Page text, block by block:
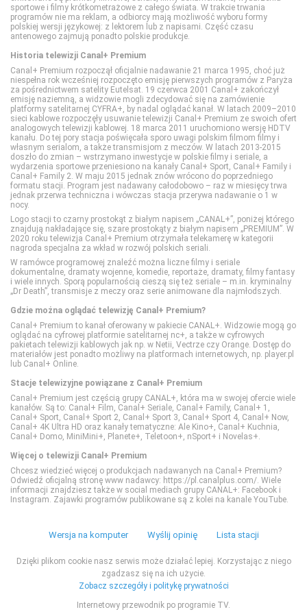
Eleven Sports 2
Eleven Sports 3
Eleven Sports 4
Eurosport 1
Eurosport 2
Extreme Sports Channel
Polsat Sport 1
Polsat Sport 2
Polsat Sport 3
Polsat Sport Extra 1
Polsat Sport Extra 2
Polsat Sport Extra 3
Polsat Sport Extra 4
Polsat Sport Fight
Polsat Sport Premium 1
Polsat Sport Premium 2
Discovery Historia
Discovery Life
Discovery Science
DTX (d. Discovery Turbo Xtra)
Fokus TV
HISTORY
HISTORY 2
ID
Nat Geo People
National Geographic
National Geographic Wild
PLANETE+
Polsat Doku
Polsat Viasat Explore
Polsat Viasat History
Polsat Viasat Nature
HGTV
Lifetime
Polsat Cafe
Polsat Games
Polsat Play
Polsat Rodzina
TLC
TTV
TVN Style
TVN Turbo
TVP Kobieta
Disney Junior
Disney XD
MiniMini+
Nickelodeon
Nicktoons
TVP ABC
sportowe i filmy krótkometrażowe z całego świata. W trakcie trwania
programów nie ma reklam, a odbiorcy mają możliwość wyboru formy
polskiej wersji językowej: z lektorem lub z napisami. Część czasu
antenowego zajmują ponadto polskie produkcje.
Historia telewizji Canal+ Premium
Canal+ Premium rozpoczął oficjalnie nadawanie 21 marca 1995, choć już
niespełna rok wcześniej rozpoczęto emisję pierwszych programów z Paryża
za pośrednictwem satelity Eutelsat. 19 czerwca 2001 Canal+ zakończył
emisję naziemną, a widzowie mogli zdecydować się na zamówienie
platformy satelitarnej CYFRA+, by nadal oglądać kanał. W latach 2009–2010
sieci kablowe rozpoczęły usuwanie telewizji Canal+ Premium ze swoich ofert
analogowych telewizji kablowej. 18 marca 2011 uruchomiono wersję HDTV
kanału. Do tej pory stacja poświęcała sporo uwagi polskim filmom filmy i
własnym serialom, a także transmisjom z meczów. W latach 2013-2015
doszło do zmian – wstrzymano inwestycje w polskie filmy i seriale, a
wydarzenia sportowe przeniesiono na kanały Canal+ Sport, Canal+ Family i
Canal+ Family 2. W maju 2015 jednak znów wrócono do poprzedniego
formatu stacji. Program jest nadawany całodobowo – raz w miesięcy trwa
jednak przerwa techniczna i wówczas stacja przerywa nadawanie o 1 w
nocy.
Logo stacji to czarny prostokąt z białym napisem „CANAL+”, poniżej którego
znajdują nakładające się, szare prostokąty z białym napisem „PREMIUM”. W
2020 roku telewizja Canal+ Premium otrzymała telekamerę w kategorii
nagroda specjalna za wkład w rozwój polskich seriali.
W ramówce programowej znaleźć można liczne filmy i seriale
dokumentalne, dramaty wojenne, komedie, reportaże, dramaty, filmy fantasy
i wiele innych. Sporą popularnością cieszą się też seriale – m.in. kryminalny
„Dr Death”, transmisje z meczy oraz serie animowane dla najmłodszych.
Gdzie można oglądać telewizję Canal+ Premium?
Canal+ Premium to kanał oferowany w pakiecie CANAL+. Widzowie mogą go
oglądać na cyfrowej platformie satelitarnej nc+, a także w cyfrowych
pakietach telewizji kablowych jak np. w Netii, Vectrze czy Orange. Dostęp do
materiałów jest ponadto możliwy na platformach internetowych, np. player.pl
lub Canal+ Online.
Stacje telewizyjne powiązane z Canal+ Premium
Canal+ Premium jest częścią grupy CANAL+, która ma w swojej ofercie wiele
kanałów. Są to: Canal+ Film, Canal+ Seriale, Canal+ Family, Canal+ 1,
Canal+ Sport, Canal+ Sport 2, Canal+ Sport 3, Canal+ Sport 4, Canal+ Now,
Canal+ 4K Ultra HD oraz kanały tematyczne: Ale Kino+, Canal+ Kuchnia,
Canal+ Domo, MiniMini+, Planete+, Teletoon+, nSport+ i Novelas+.
Więcej o telewizji Canal+ Premium
Chcesz wiedzieć więcej o produkcjach nadawanych na Canal+ Premium?
Odwiedź oficjalną stronę www nadawcy: https://pl.canalplus.com/. Wiele
informacji znajdziesz także w social mediach grupy CANAL+: Facebook i
Instagram. Zajawki programów publikowane są z kolei na kanale YouTube.
Wersja na komputer Wyślij opinię Lista stacji
Dzięki plikom cookie nasz serwis może działać lepiej. Korzystając z niego
zgadzasz się na ich użycie.
Zobacz szczegóły i politykę prywatności
Internetowy przewodnik po programie TV.